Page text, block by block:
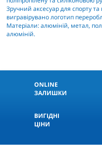
Зручний аксесуар для спорту та
вигравірувано логотип
Матеріали: алюміній, метал,
алюміній.
ONLINE
ЗАЛИШКИ
ВИГІДНІ
ЦІНИ